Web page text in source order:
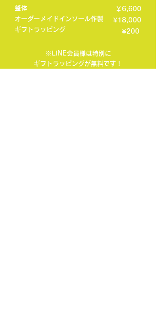
整体
オーダーメイドインソール作製
ギフトラッピング
￥6,600
¥18,000
¥200
※LINE会員様は特別に
ギフトラッピングが無料です！